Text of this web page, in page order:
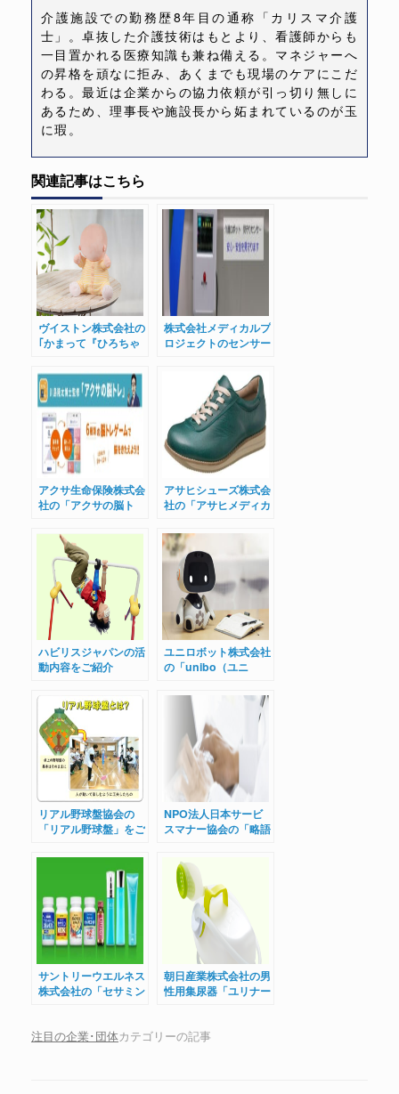
介護施設での勤務歴8年目の通称「カリスマ介護
士」。卓抜した介護技術はもとより、看護師からも
一目置かれる医療知識も兼ね備える。マネジャーへ
の昇格を頑なに拒み、あくまでも現場のケアにこだ
わる。最近は企業からの協力依頼が引っ切り無しに
あるため、理事長や施設長から妬まれているのが玉
に瑕。
関連記事はこちら
ヴイストン株式会社の
｢かまって『ひろちゃ
株式会社メディカルプ
ロジェクトのセンサー
アクサ生命保険株式会
社の「アクサの脳ト
アサヒシューズ株式会
社の「アサヒメディカ
ハビリスジャパンの活
動内容をご紹介
ユニロボット株式会社
の「unibo（ユニ
リアル野球盤協会の
「リアル野球盤」をご
NPO法人日本サービ
スマナー協会の「略語
サントリーウエルネス
株式会社の「セサミン
朝日産業株式会社の男
性用集尿器「ユリナー
注目の企業･団体カテゴリーの記事